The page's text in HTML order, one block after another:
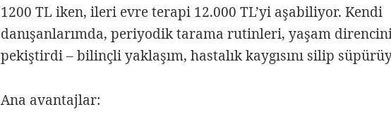
1200 TL iken, ileri evre terapi 12.000 TL’yi aşabiliyor. Kendi
danışanlarımda, periyodik tarama rutinleri, yaşam
pekiştirdi – bilinçli yaklaşım, hastalık kaygısını silip
Ana avantajlar: